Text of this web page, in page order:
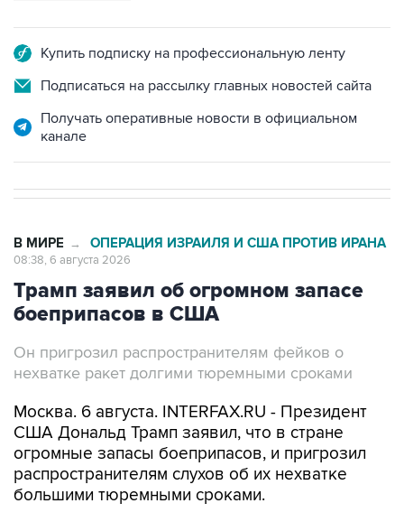
Купить подписку на профессиональную ленту
Подписаться на рассылку главных новостей сайта
Получать оперативные новости в официальном
канале
В МИРЕ → ОПЕРАЦИЯ ИЗРАИЛЯ И США ПРОТИВ ИРАНА
08:38, 6 августа 2026
Трамп заявил об огромном запасе
боеприпасов в США
Он пригрозил распространителям фейков о
нехватке ракет долгими тюремными сроками
Москва. 6 августа. INTERFAX.RU - Президент
США Дональд Трамп заявил, что в стране
огромные запасы боеприпасов, и пригрозил
распространителям слухов об их нехватке
большими тюремными сроками.